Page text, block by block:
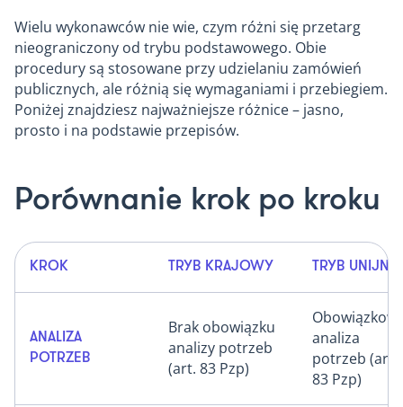
Wielu wykonawców nie wie, czym różni się przetarg
nieograniczony od trybu podstawowego. Obie
procedury są stosowane przy udzielaniu zamówień
publicznych, ale różnią się wymaganiami i przebiegiem.
Poniżej znajdziesz najważniejsze różnice – jasno,
prosto i na podstawie przepisów.
Porównanie krok po kroku
KROK TRYB KRAJOWY TRYB UNIJNY
ANALIZA
POTRZEB
Brak obowiązku
analizy potrzeb
(art. 83 Pzp)
analiza
potrzeb (art.
83 Pzp)